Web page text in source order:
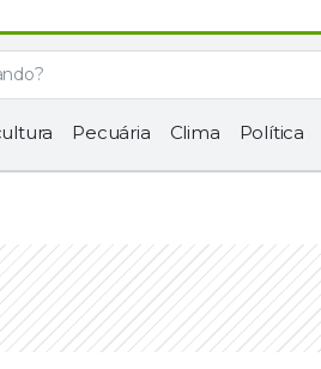
Pecuária Clima Política